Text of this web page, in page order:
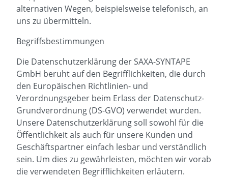
alternativen Wegen, beispielsweise telefonisch, an
uns zu übermitteln.
Begriffsbestimmungen
Die Datenschutzerklärung der SAXA-SYNTAPE
GmbH beruht auf den Begrifflichkeiten, die durch
den Europäischen Richtlinien- und
Verordnungsgeber beim Erlass der Datenschutz-
Grundverordnung (DS-GVO) verwendet wurden.
Unsere Datenschutzerklärung soll sowohl für die
Öffentlichkeit als auch für unsere Kunden und
Geschäftspartner einfach lesbar und verständlich
sein. Um dies zu gewährleisten, möchten wir vorab
die verwendeten Begrifflichkeiten erläutern.